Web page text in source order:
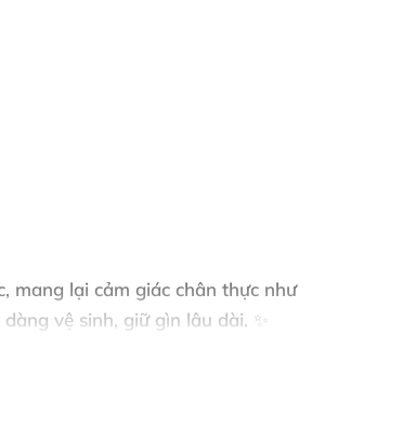
, mang lại cảm giác chân thực như
vệ sinh, giữ gìn lâu dài. ✨